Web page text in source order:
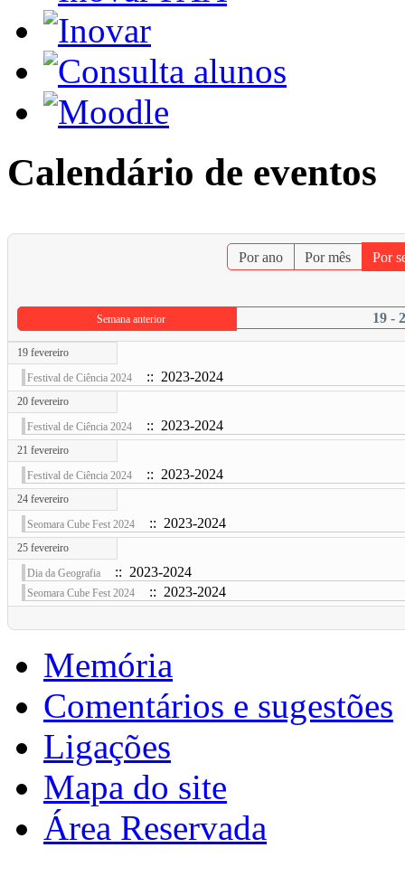
Calendário de eventos
Por ano Por mês Por
Semana anterior 19 -
19 fevereiro
Festival de Ciência 2024
:: 2023-2024
20 fevereiro
Festival de Ciência 2024
:: 2023-2024
21 fevereiro
Festival de Ciência 2024
:: 2023-2024
24 fevereiro
Seomara Cube Fest 2024
:: 2023-2024
25 fevereiro
Dia da Geografia
:: 2023-2024
Seomara Cube Fest 2024 :: 2023-2024
Memória
Comentários e sugestões
Ligações
Mapa do site
Área Reservada